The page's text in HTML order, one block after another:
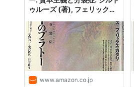
ゥルーズ (著), フェリックス
本
www.amazon.co.jp